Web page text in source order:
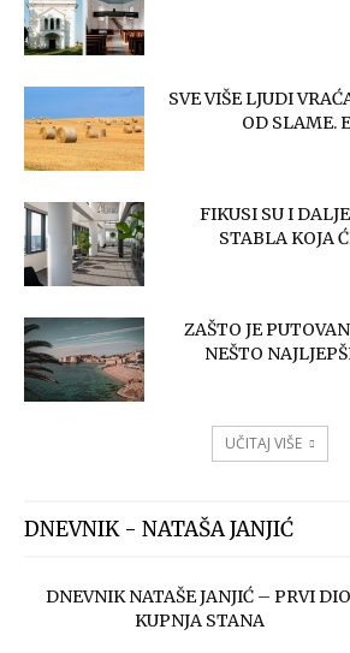
SVE VIŠE LJUDI
OD SLAME.
FIKUSI SU I
STABLA KOJA
ZAŠTO JE
NEŠTO
UČITAJ VIŠE
DNEVNIK - NATAŠA JANJIĆ
DNEVNIK NATAŠE JANJIĆ – PRVI
KUPNJA STANA